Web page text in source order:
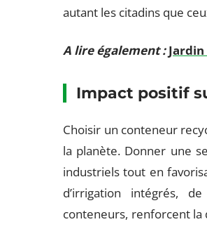
autant les citadins que
A lire également :
Impact positif
Choisir un conteneur
la planète. Donner une
industriels tout en
d’irrigation intégrés,
conteneurs, renforcent la